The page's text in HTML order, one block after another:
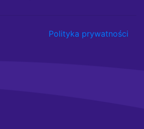
Polityka prywatności